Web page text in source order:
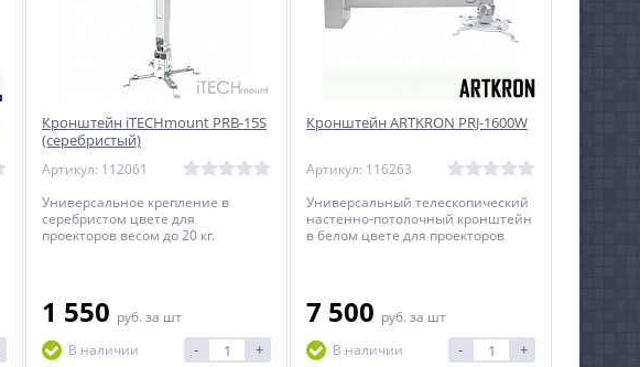
Кронштейн iTECHmount PRB-15S
(серебристый)
Артикул: 112061
Универсальное крепление в
серебристом цвете для
проекторов весом до 20 кг.
1 550 руб. за шт
В наличии
- +
Кронштейн ARTKRON PRJ-1600W
Артикул: 116263
Универсальный телескопический
настенно-потолочный кронштейн
в белом цвете для проекторов
7 500 руб. за шт
В наличии
- +